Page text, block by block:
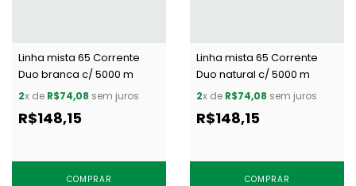
Linha mista 65 Corrente
Duo branca c/ 5000 m
2x de R$74,08 sem juros
R$148,15
COMPRAR
Linha mista 65 Corrente
Duo natural c/ 5000 m
2x de R$74,08 sem juros
R$148,15
COMPRAR